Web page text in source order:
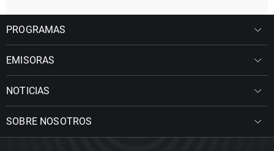
PROGRAMAS
EMISORAS
NOTICIAS
SOBRE NOSOTROS